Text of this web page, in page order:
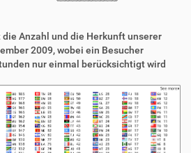
Anzahl und die Herkunft unserer
2009, wobei ein Besucher
nur einmal berücksichtigt wird